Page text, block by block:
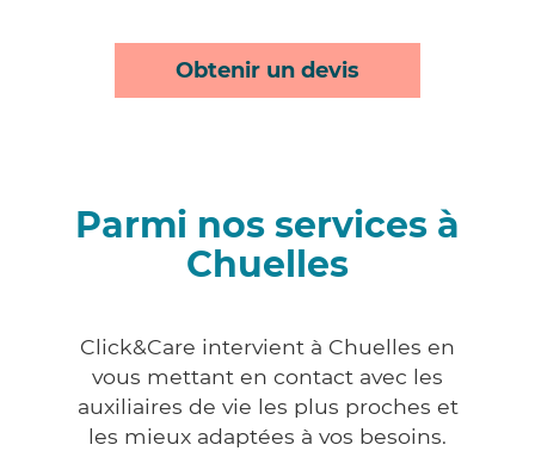
Obtenir un devis
Parmi nos services à
Chuelles
Click&Care intervient à Chuelles en
vous mettant en contact avec les
auxiliaires de vie les plus proches et
les mieux adaptées à vos besoins.